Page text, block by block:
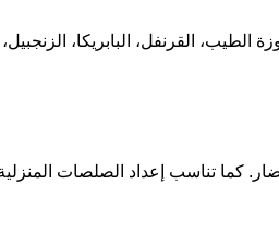
الطيب، القرنفل، البابريكا،
كما تناسب إعداد الصلصات المنزلية